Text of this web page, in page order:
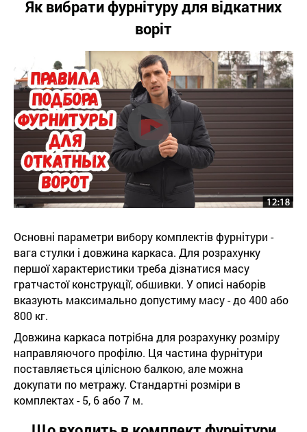
Як вибрати фурнітуру для відкатних
воріт
Основні параметри вибору комплектів фурнітури -
вага стулки і довжина каркаса. Для розрахунку
першої характеристики треба дізнатися масу
гратчастої конструкції, обшивки. У описі наборів
вказують максимально допустиму масу - до 400 або
800 кг.
Довжина каркаса потрібна для розрахунку розміру
направляючого профілю. Ця частина фурнітури
поставляється цілісною балкою, але можна
докупати по метражу. Стандартні розміри в
комплектах - 5, 6 або 7 м.